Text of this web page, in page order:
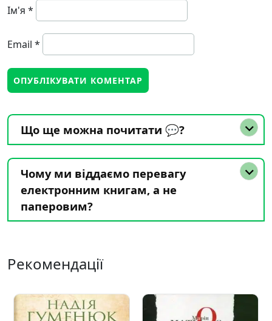
Ім'я *
Email *
Що ще можна почитати 💬?
Чому ми віддаємо перевагу
електронним книгам, а не
паперовим?
Рекомендації